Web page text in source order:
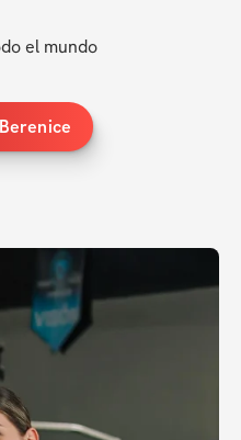
el mundo